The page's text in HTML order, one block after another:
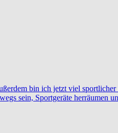
bin ich jetzt viel
sein, Sportgeräte herräumen